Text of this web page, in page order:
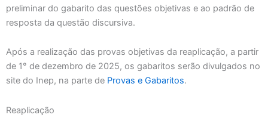
preliminar do gabarito das questões objetivas e ao padrão de
resposta da questão discursiva.
Após a realização das provas objetivas da reaplicação, a partir
de 1° de dezembro de 2025, os gabaritos serão divulgados no
site do Inep, na parte de Provas e Gabaritos.
Reaplicação